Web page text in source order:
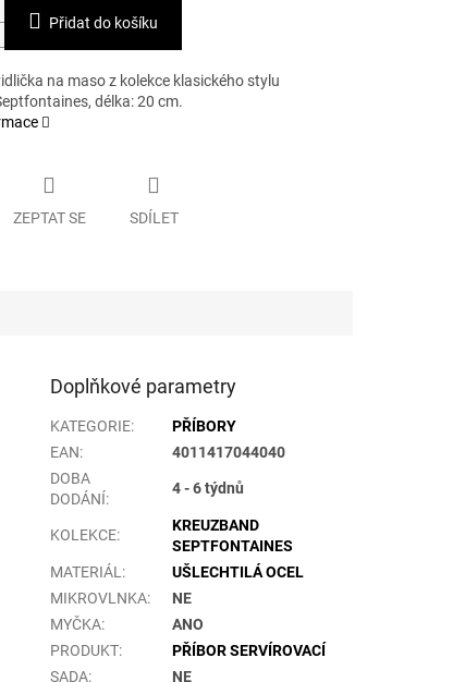
Přidat do košíku
na maso z kolekce klasického stylu
délka: 20 cm.
ZEPTAT SE SDÍLET
Doplňkové parametry
KATEGORIE:
PŘÍBORY
EAN:
4011417044040
DOBA
DODÁNÍ:
4 - 6 týdnů
KOLEKCE:
KREUZBAND
SEPTFONTAINES
MATERIÁL :
UŠLECHTILÁ OCEL
MIKROVLNKA:
NE
MYČKA:
ANO
PRODUKT:
PŘÍBOR SERVÍROVACÍ
SADA: NE